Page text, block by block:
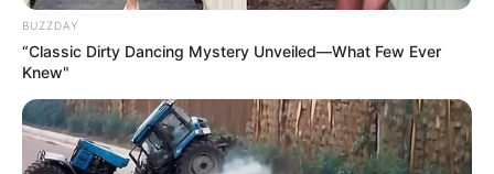
BUZZDAY
“Classic Dirty Dancing Mystery Unveiled—What Few Ever
Knew"